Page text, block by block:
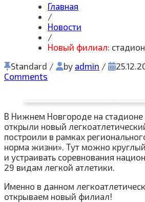
Главная
/
Новости
/
Новый филиал:
Standard / by admin /
Comments
В Нижнем Новгороде на стадионе
открыли новый
построили в рамках
норма жизни». Тут можно
и устраивать соревнования
29 видам легкой атлетики.
Именно в данном
открываем новый филиал!